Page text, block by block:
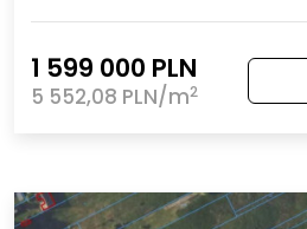
1 599 000 PLN
5 552,08 PLN/m2